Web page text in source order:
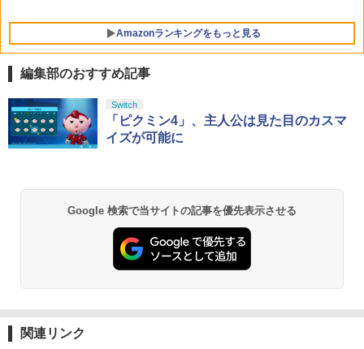
Amazonランキングをもっと見る
1
劇場版「鬼滅の刃」無限城編 第一章 猗
窩座再来 通常版 [Blu-ray]
劇場版「鬼滅の刃」無限城編 第一章 猗
窩座再来 通常版 [DVD]
￥3,523
3
編集部のおすすめ記事
Switch
「ピクミン4」、主人公は見た目のカスマ
イズが可能に
Google 検索で当サイトの記事を優先表示させる
関連リンク